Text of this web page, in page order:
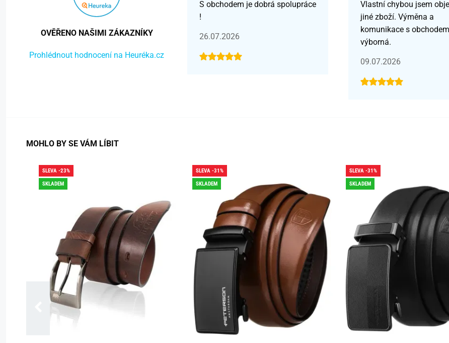
OVĚŘENO NAŠIMI ZÁKAZNÍKY
Prohlédnout hodnocení na Heuréka.cz
S obchodem je dobrá spolupráce
!
26.07.2026
Vlastní chybou jsem
jiné zboží. Výměna a
komunikace s obchodem
výborná.
09.07.2026
MOHLO BY SE VÁM LÍBIT
SLEVA -23%
SKLADEM
SLEVA -31%
SKLADEM
SLEVA -31%
SKLADEM